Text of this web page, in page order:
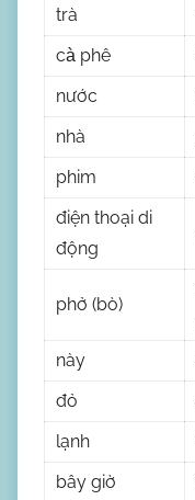
trà
cà phê
nước
nhà
phim
điện thoại di
động
phở (bò)
này
đỏ
lạnh
bây giờ